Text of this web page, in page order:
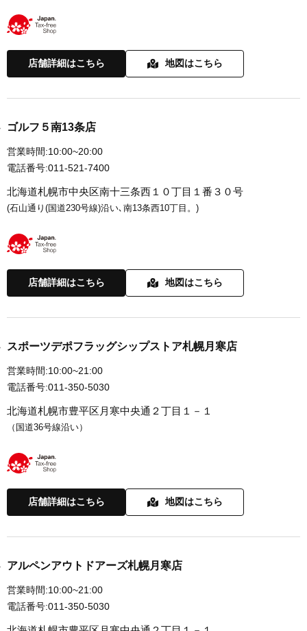
店舗詳細はこちら 地図はこちら
ゴルフ５南13条店
営業時間:10:00~20:00
電話番号:011-521-7400
北海道札幌市中央区南十三条西１０丁目１番３０号
(石山通り(国道230号線)沿い､南13条西10丁目。)
店舗詳細はこちら 地図はこちら
スポーツデポフラッグシップストア札幌月寒店
営業時間:10:00~21:00
電話番号:011-350-5030
北海道札幌市豊平区月寒中央通２丁目１－１
（国道36号線沿い）
店舗詳細はこちら 地図はこちら
アルペンアウトドアーズ札幌月寒店
営業時間:10:00~21:00
電話番号:011-350-5030